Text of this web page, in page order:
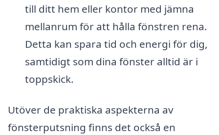
till ditt hem eller kontor med jämna
mellanrum för att hålla fönstren rena.
Detta kan spara tid och energi för dig,
samtidigt som dina fönster alltid är i
toppskick.
Utöver de praktiska aspekterna av
fönsterputsning finns det också en